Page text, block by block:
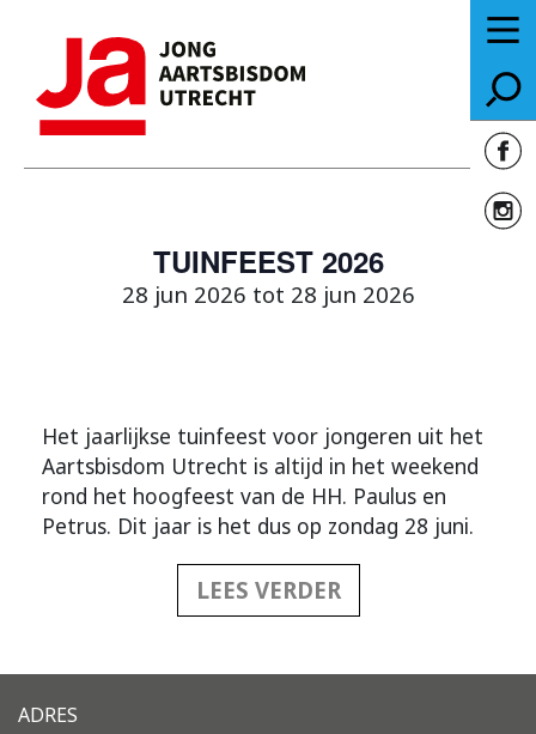
TUINFEEST 2026
28 jun 2026 tot 28 jun 2026
Het jaarlijkse tuinfeest voor jongeren uit het
Aartsbisdom Utrecht is altijd in het weekend
rond het hoogfeest van de HH. Paulus en
Petrus. Dit jaar is het dus op zondag 28 juni.
LEES VERDER
ADRES